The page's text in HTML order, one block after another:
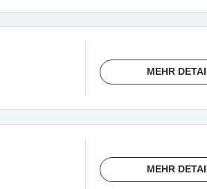
MEHR
MEHR